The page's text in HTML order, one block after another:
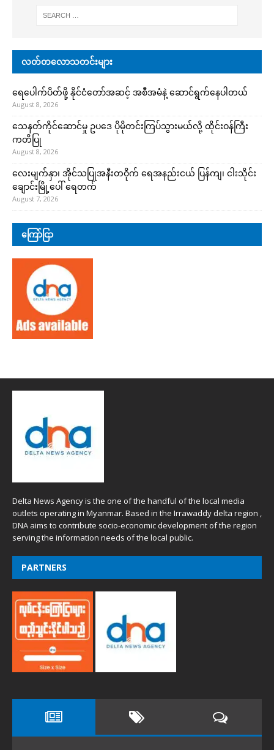
လတ်တလောသတင်းများ
ရေပေါက်ပိတ်ဖို့ နိုင်ငံတော်အဆင့် အစီအမံနဲ့ ဆောင်ရွက်နေပါတယ်
August 8, 2026
သေနတ်ကိုင်ဆောင်မှု ဥပဒေ ပိုမိုတင်းကြပ်သွားမယ်လို့ ထိုင်းဝန်ကြီး
ကတိပြု
August 8, 2026
လေးမျက်နှာ၊ အိုင်သပြုအနီးတဝိုက် ရေအနည်းငယ် ပြန်ကျ၊ ငါးသိုင်း
ချောင်းမြို့ပေါ် ရေတက်
August 7, 2026
ကြော်ငြာ
Delta News Agency is the one of the handful of the local media
outlets operating in Myanmar. Based in the Irrawaddy delta region ,
DNA aims to contribute socio-economic development of the region
serving the information needs of the local public.
PARTNERS